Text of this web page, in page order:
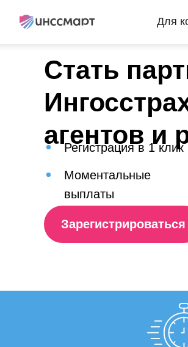
Для
Стать
агентов и
Регистрация в 1 клик
Моментальные
выплаты
Зарегистрироваться